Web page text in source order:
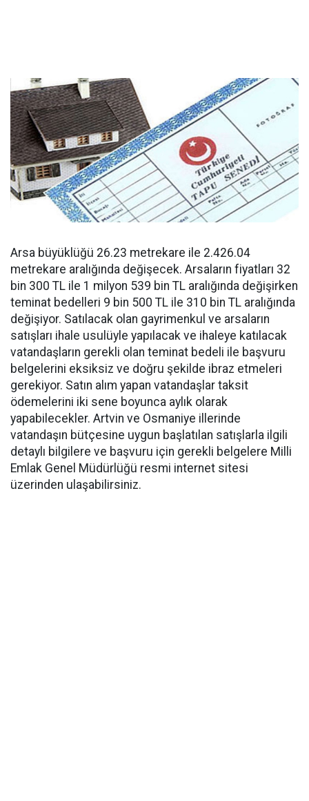
Arsa büyüklüğü 26.23 metrekare ile 2.426.04
metrekare aralığında değişecek. Arsaların fiyatları 32
bin 300 TL ile 1 milyon 539 bin TL aralığında değişirken
teminat bedelleri 9 bin 500 TL ile 310 bin TL aralığında
değişiyor. Satılacak olan gayrimenkul ve arsaların
satışları ihale usulüyle yapılacak ve ihaleye katılacak
vatandaşların gerekli olan teminat bedeli ile başvuru
belgelerini eksiksiz ve doğru şekilde ibraz etmeleri
gerekiyor. Satın alım yapan vatandaşlar taksit
ödemelerini iki sene boyunca aylık olarak
yapabilecekler. Artvin ve Osmaniye illerinde
vatandaşın bütçesine uygun başlatılan satışlarla ilgili
detaylı bilgilere ve başvuru için gerekli belgelere Milli
Emlak Genel Müdürlüğü resmi internet sitesi
üzerinden ulaşabilirsiniz.